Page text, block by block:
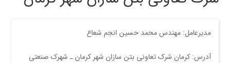
مدیرعامل: مهندس محمد حسین انجم شعاع
آدرس: کرمان شرک تعاونی بتن سازان شهر کرمان ـ شهرک صنعتی